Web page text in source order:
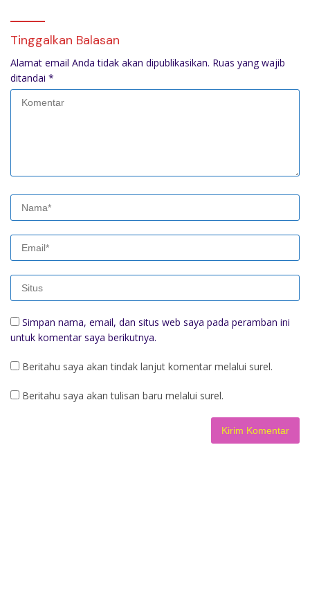
Tinggalkan Balasan
Alamat email Anda tidak akan dipublikasikan. Ruas yang wajib
ditandai *
Simpan nama, email, dan situs web saya pada peramban ini
untuk komentar saya berikutnya.
Beritahu saya akan tindak lanjut komentar melalui surel.
Beritahu saya akan tulisan baru melalui surel.